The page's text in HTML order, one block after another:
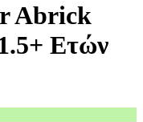
Abrick
Ετών